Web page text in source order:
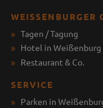
WEISSENBURGER
Tagen / Tagung
Hotel in
Restaurant & Co.
SERVICE
Parken in